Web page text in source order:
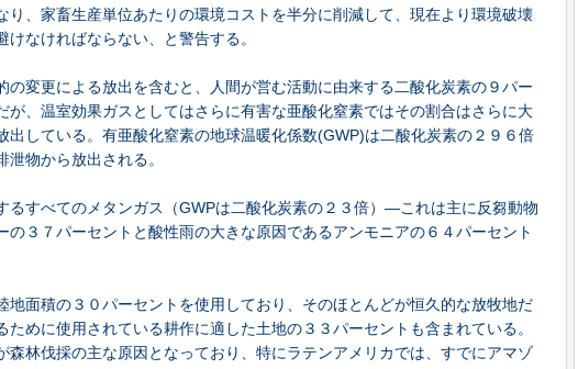
り、家畜生産単位あたりの環境コストを半分に削減して、現在より環境破壊
なければならない、と警告する。
の変更による放出を含むと、人間が営む活動に由来する二酸化炭素の９パー
が、温室効果ガスとしてはさらに有害な亜酸化窒素ではその割合はさらに大
出している。有亜酸化窒素の地球温暖化係数(GWP)は二酸化炭素の２９６倍
物から放出される。
るすべてのメタンガス（GWPは二酸化炭素の２３倍）―これは主に反芻動物
の３７パーセントと酸性雨の大きな原因であるアンモニアの６４パーセント
地面積の３０パーセントを使用しており、そのほとんどが恒久的な放牧地だ
ために使用されている耕作に適した土地の３３パーセントも含まれている。
森林伐採の主な原因となっており、特にラテンアメリカでは、すでにアマゾ